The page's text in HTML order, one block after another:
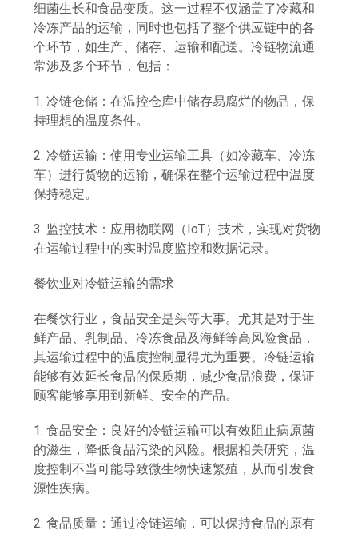
细菌生长和食品变质。这一过程不仅涵盖了冷藏和
冷冻产品的运输，同时也包括了整个供应链中的各
个环节，如生产、储存、运输和配送。冷链物流通
常涉及多个环节，包括：
1. 冷链仓储：在温控仓库中储存易腐烂的物品，保
持理想的温度条件。
2. 冷链运输：使用专业运输工具（如冷藏车、冷冻
车）进行货物的运输，确保在整个运输过程中温度
保持稳定。
3. 监控技术：应用物联网（IoT）技术，实现对货物
在运输过程中的实时温度监控和数据记录。
餐饮业对冷链运输的需求
在餐饮行业，食品安全是头等大事。尤其是对于生
鲜产品、乳制品、冷冻食品及海鲜等高风险食品，
其运输过程中的温度控制显得尤为重要。冷链运输
能够有效延长食品的保质期，减少食品浪费，保证
顾客能够享用到新鲜、安全的产品。
1. 食品安全：良好的冷链运输可以有效阻止病原菌
的滋生，降低食品污染的风险。根据相关研究，温
度控制不当可能导致微生物快速繁殖，从而引发食
源性疾病。
2. 食品质量：通过冷链运输，可以保持食品的原有